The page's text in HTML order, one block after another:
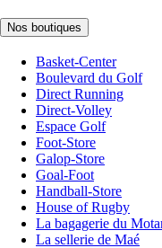
Nos boutiques
Basket-Center
Boulevard du Golf
Direct Running
Direct-Volley
Espace Golf
Foot-Store
Galop-Store
Goal-Foot
Handball-Store
House of Rugby
La bagagerie du
La sellerie de Maé